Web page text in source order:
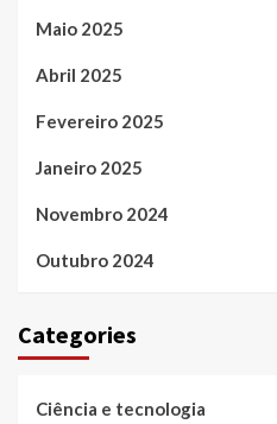
Maio 2025
Abril 2025
Fevereiro 2025
Janeiro 2025
Novembro 2024
Outubro 2024
Categories
Ciência e tecnologia